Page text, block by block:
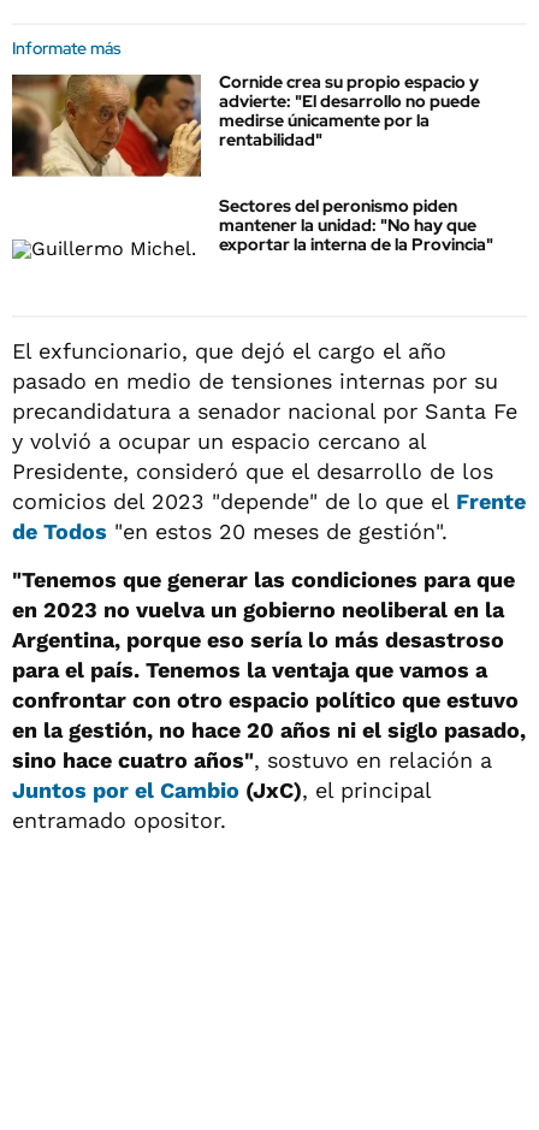
Informate más
Cornide crea su propio espacio y
advierte: "El desarrollo no puede
medirse únicamente por la
rentabilidad"
Sectores del peronismo piden
mantener la unidad: "No hay que
exportar la interna de la Provincia"
El exfuncionario, que dejó el cargo el año
pasado en medio de tensiones internas por su
precandidatura a senador nacional por Santa Fe
y volvió a ocupar un espacio cercano al
Presidente, consideró que el desarrollo de los
comicios del 2023 "depende" de lo que el Frente
de Todos "en estos 20 meses de gestión".
"Tenemos que generar las condiciones para que
en 2023 no vuelva un gobierno neoliberal en la
Argentina, porque eso sería lo más desastroso
para el país. Tenemos la ventaja que vamos a
confrontar con otro espacio político que estuvo
en la gestión, no hace 20 años ni el siglo pasado,
sino hace cuatro años", sostuvo en relación a
Juntos por el Cambio (JxC), el principal
entramado opositor.